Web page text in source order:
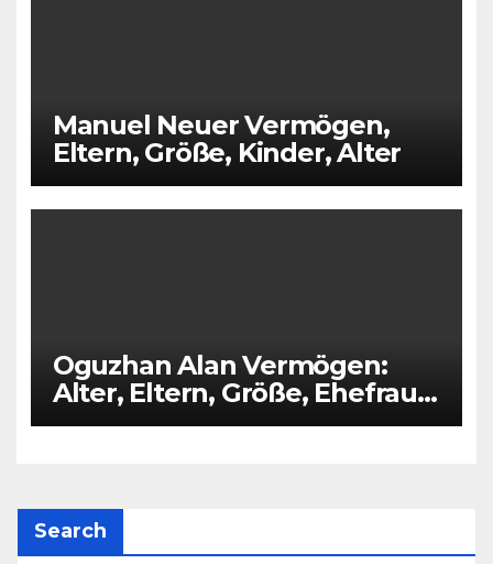
Manuel Neuer Vermögen,
Eltern, Größe, Kinder, Alter
Oguzhan Alan Vermögen:
Alter, Eltern, Größe, Ehefrau,
Kinder
Search